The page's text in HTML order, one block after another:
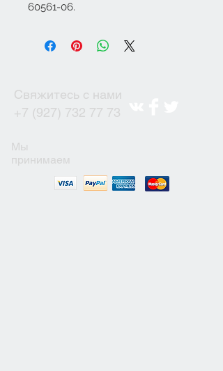
60561-06.
Свяжитесь с нами
+7 (927) 732 77 73
Мы
принимаем